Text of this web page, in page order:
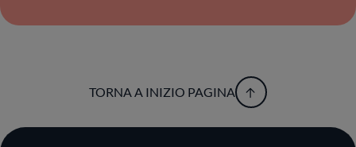
TORNA A INIZIO PAGINA